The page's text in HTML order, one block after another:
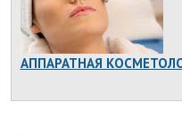
АППАРАТНАЯ